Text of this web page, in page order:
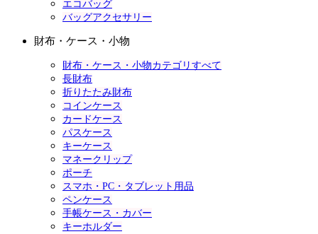
エコバッグ
バッグアクセサリー
財布・ケース・小物
財布・ケース・小物カテゴリすべて
長財布
折りたたみ財布
コインケース
カードケース
パスケース
キーケース
マネークリップ
ポーチ
スマホ・PC・タブレット用品
ペンケース
手帳ケース・カバー
キーホルダー